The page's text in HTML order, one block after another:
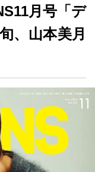
月号「デ
、山本美月